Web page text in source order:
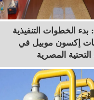
بدء الخطوات التنفيذية
إكسون موبيل في
المصرية